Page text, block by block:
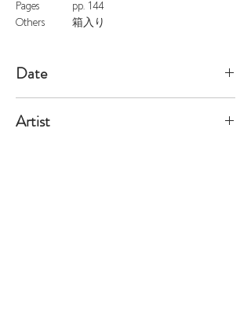
Pages
pp. 144
Others
箱入り
Date
Artist